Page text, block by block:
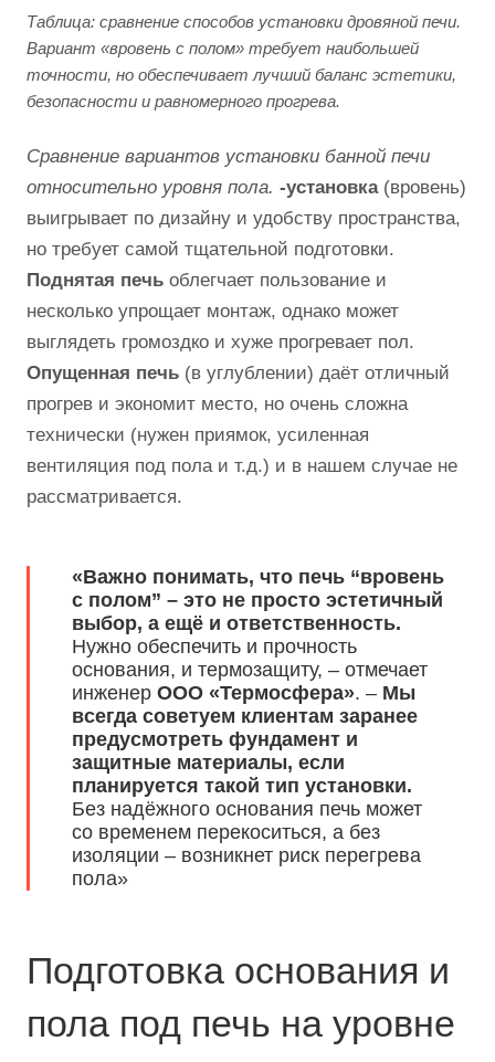
Таблица: сравнение способов установки дровяной печи.
Вариант «вровень с полом» требует наибольшей
точности, но обеспечивает лучший баланс эстетики,
безопасности и равномерного прогрева.
Сравнение вариантов установки банной печи
относительно уровня пола. -установка(вровень)
выигрывает по дизайну и удобству пространства,
но требует самой тщательной подготовки.
Поднятая печь облегчает пользование и
несколько упрощает монтаж, однако может
выглядеть громоздко и хуже прогревает пол.
Опущенная печь (в углублении) даёт отличный
прогрев и экономит место, но очень сложна
технически (нужен приямок, усиленная
вентиляция под пола и т.д.) и в нашем случае не
рассматривается.
«Важно понимать, что печь “вровень
с полом” – это не просто эстетичный
выбор, а ещё и ответственность.
Нужно обеспечить и прочность
основания, и термозащиту, – отмечает
инженер ООО «Термосфера». – Мы
всегда советуем клиентам заранее
предусмотреть фундамент и
защитные материалы, если
планируется такой тип установки.
Без надёжного основания печь может
со временем перекоситься, а без
изоляции – возникнет риск перегрева
пола»
Подготовка основания и
пола под печь на уровне